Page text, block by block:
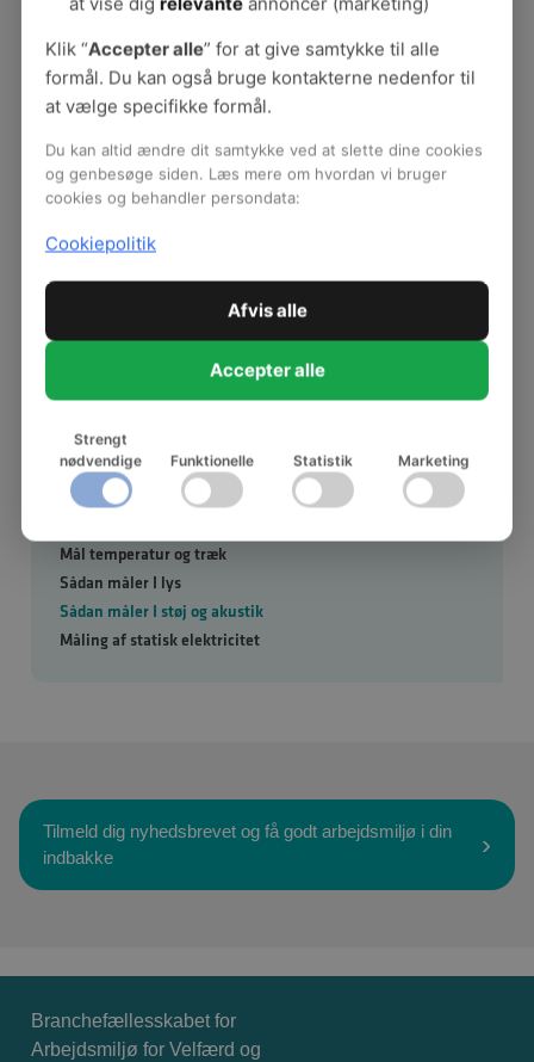
Måling af indeklima
Mål temperatur og træk
Sådan måler I lys
Sådan måler I støj og akustik
Måling af statisk elektricitet
Læs mere om db på godtarbejdsmiljø.dk her.
Akustik og efterklang
Akustikken i et rum har stor betydning for
støjbelastningen. Et rums akustik beskrives som
regel ved dets efterklangstid og er udtryk for, hvor
mange sekunder lyden er om at falde 60 dB, efter
af rummets størrelse og mængden af
absorberende materialer. Normalt bør
efterklangen ikke være længere end 0,5-0,8
sekunder om at falde med 60 dB.
Tilmeld dig nyhedsbrevet og få godt arbejdsmiljø i din
indbakke
Branchefællesskabet for
Arbejdsmiljø for Velfærd og
Klik “Accepter alle” for at give samtykke til alle
formål. Du kan også bruge kontakterne nedenfor til
at vælge specifikke formål.
Du kan altid ændre dit samtykke ved at slette dine cookies
og genbesøge siden. Læs mere om hvordan vi bruger
cookies og behandler persondata:
Cookiepolitik
Afvis alle
Accepter alle
Strengt
nødvendige
Funktionelle Statistik Marketing